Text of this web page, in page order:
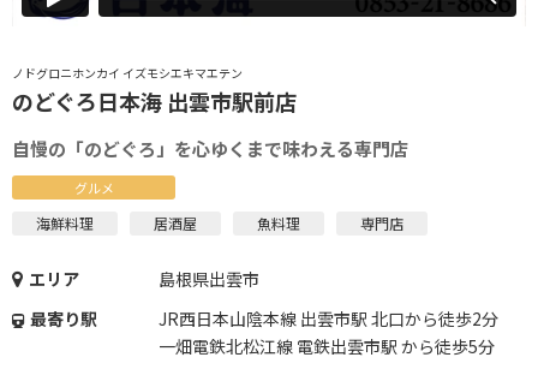
ノドグロニホンカイ イズモシエキマエテン
のどぐろ日本海 出雲市駅前店
自慢の「のどぐろ」を心ゆくまで味わえる専門店
グルメ
海鮮料理 居酒屋 魚料理 専門店
エリア
島根県出雲市
最寄り駅
JR西日本山陰本線 出雲市駅 北口から徒歩2分
一畑電鉄北松江線 電鉄出雲市駅 から徒歩5分